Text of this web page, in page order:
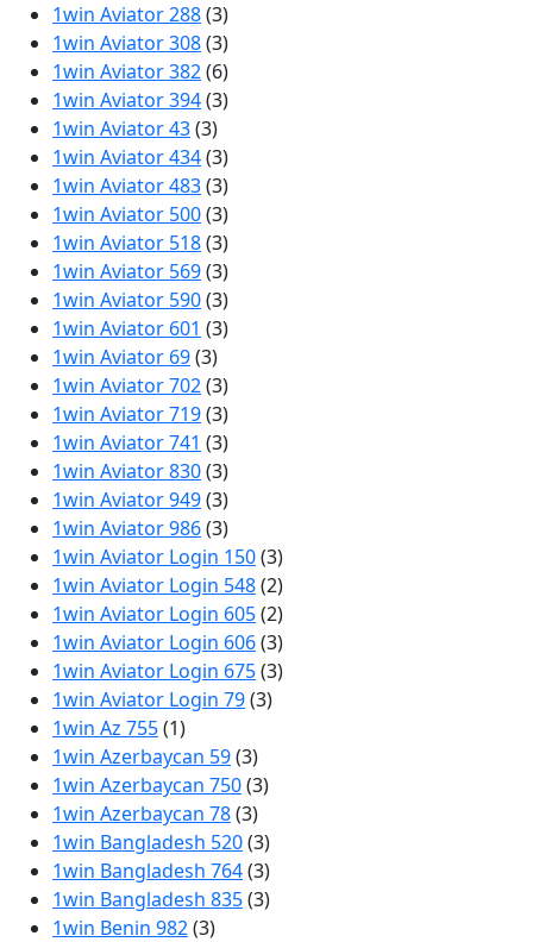
1win Aviator 288(3)
1win Aviator 308(3)
1win Aviator 382(6)
1win Aviator 394(3)
1win Aviator 43(3)
1win Aviator 434(3)
1win Aviator 483(3)
1win Aviator 500(3)
1win Aviator 518(3)
1win Aviator 569(3)
1win Aviator 590(3)
1win Aviator 601 (3)
1win Aviator 69(3)
1win Aviator 702(3)
1win Aviator 719(3)
1win Aviator 741 (3)
1win Aviator 830(3)
1win Aviator 949(3)
1win Aviator 986(3)
1win Aviator Login 150(3)
1win Aviator Login 548(2)
1win Aviator Login 605(2)
1win Aviator Login 606(3)
1win Aviator Login 675(3)
1win Aviator Login 79(3)
1win Az 755(1)
1win Azerbaycan 59(3)
1win Azerbaycan 750(3)
1win Azerbaycan 78(3)
1win Bangladesh 520(3)
1win Bangladesh 764(3)
1win Bangladesh 835(3)
1win Benin 982(3)